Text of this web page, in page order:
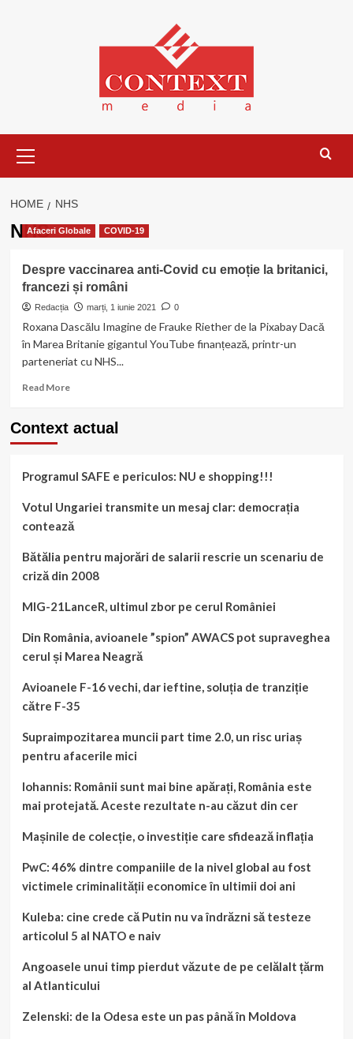
Menu
HOME NHS
NHS
Afaceri Globale COVID-19
Despre vaccinarea anti-Covid cu emoție la britanici,
francezi și români
Redacția marți, 1 iunie 2021 0
Roxana Dascălu Imagine de Frauke Riether de la Pixabay Dacă
în Marea Britanie gigantul YouTube finanțează, printr-un
parteneriat cu NHS...
Read MoreRead
Despre
Covid
emoție
la
francezi
și
români
Context actual
Programul SAFE e periculos: NU e shopping!!!
Votul Ungariei transmite un mesaj clar: democrația
contează
Bătălia pentru majorări de salarii rescrie un scenariu de
criză din 2008
MIG-21LanceR, ultimul zbor pe cerul României
Din România, avioanele ”spion” AWACS pot supraveghea
cerul și Marea Neagră
Avioanele F-16 vechi, dar ieftine, soluția de tranziție
către F-35
Supraimpozitarea muncii part time 2.0, un risc uriaș
pentru afacerile mici
Iohannis: Românii sunt mai bine apărați, România este
mai protejată. Aceste rezultate n-au căzut din cer
Mașinile de colecție, o investiție care sfidează inflația
PwC: 46% dintre companiile de la nivel global au fost
victimele criminalității economice în ultimii doi ani
Kuleba: cine crede că Putin nu va îndrăzni să testeze
articolul 5 al NATO e naiv
Angoasele unui timp pierdut văzute de pe celălalt țărm
al Atlanticului
Zelenski: de la Odesa este un pas până în Moldova